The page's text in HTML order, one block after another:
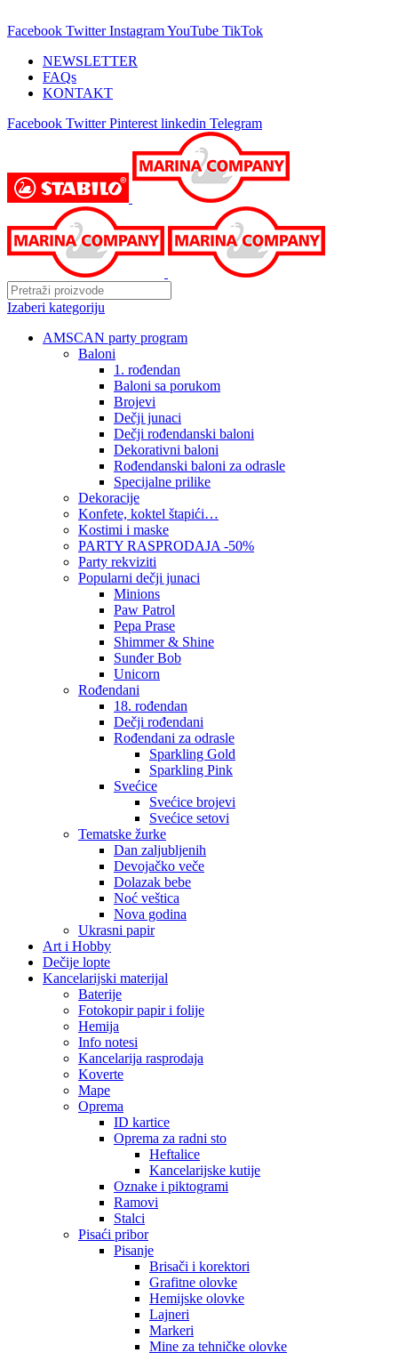
Facebook Twitter InstagramYouTube TikTok
NEWSLETTER
FAQs
KONTAKT
Facebook Twitter Pinterest linkedin Telegram
Izaberi kategoriju
AMSCAN party program
Baloni
1. rođendan
Baloni sa porukom
Brojevi
Dečji junaci
Dečji rođendanski baloni
Dekorativni baloni
Rođendanski baloni za odrasle
Specijalne prilike
Dekoracije
Konfete, koktel štapići…
Kostimi i maske
PARTY RASPRODAJA -50%
Party rekviziti
Popularni dečji junaci
Minions
Paw Patrol
Pepa Prase
Shimmer & Shine
Sunđer Bob
Unicorn
Rođendani
18. rođendan
Dečji rođendani
Rođendani za odrasle
Sparkling Gold
Sparkling Pink
Svećice
Svećice brojevi
Svećice setovi
Tematske žurke
Dan zaljubljenih
Devojačko veče
Dolazak bebe
Noć veštica
Nova godina
Ukrasni papir
Art i Hobby
Dečije lopte
Kancelarijski materijal
Baterije
Fotokopir papir i folije
Hemija
Info notesi
Kancelarija rasprodaja
Koverte
Mape
Oprema
ID kartice
Oprema za radni sto
Heftalice
Kancelarijske kutije
Oznake i piktogrami
Ramovi
Stalci
Pisaći pribor
Pisanje
Brisači i korektori
Grafitne olovke
Hemijske olovke
Lajneri
Markeri
Mine za tehničke olovke